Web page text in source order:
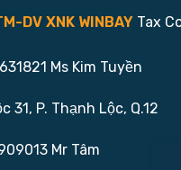
DV XNK WINBAY Tax
Ms Kim Tuyền
31, P. Thạnh Lộc, Q.12
Mr Tâm